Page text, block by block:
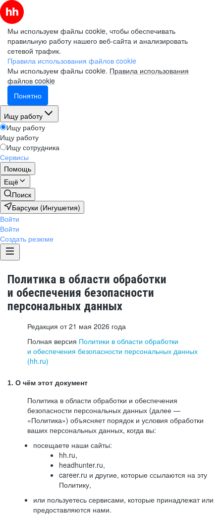
Мы используем файлы cookie, чтобы обеспечивать
правильную работу нашего веб-сайта и анализировать
сетевой трафик.
Правила использования файлов cookie
Мы используем файлы cookie. Правила использования
файлов cookie
Понятно
Ищу работу
Ищу работу
Ищу работу
Ищу сотрудника
Сервисы
Помощь
Ещё
Поиск
Барсуки (Ингушетия)
Войти
Войти
Создать резюме
Политика в области обработки
и обеспечения безопасности
персональных данных
Редакция от 21 мая 2026 года
Полная версия Политики в области обработки
и обеспечения безопасности персональных данных
(hh.ru)
1. О чём этот документ
Политика в области обработки и обеспечения
безопасности персональных данных (далее —
«Политика») объясняет порядок и условия обработки
ваших персональных данных, когда вы:
посещаете наши сайты:
hh.ru,
headhunter.ru,
career.ru и другие, которые ссылаются на эту
Политику,
или пользуетесь сервисами, которые принадлежат или
предоставляются нами.